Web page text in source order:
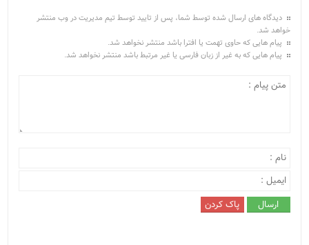
دیدگاه های ارسال شده توسط شما، پس از تایید توسط تیم مدیریت در وب منتشر
خواهد شد.
پیام هایی که حاوی تهمت یا افترا باشد منتشر نخواهد شد.
پیام هایی که به غیر از زبان فارسی یا غیر مرتبط باشد منتشر نخواهد شد.